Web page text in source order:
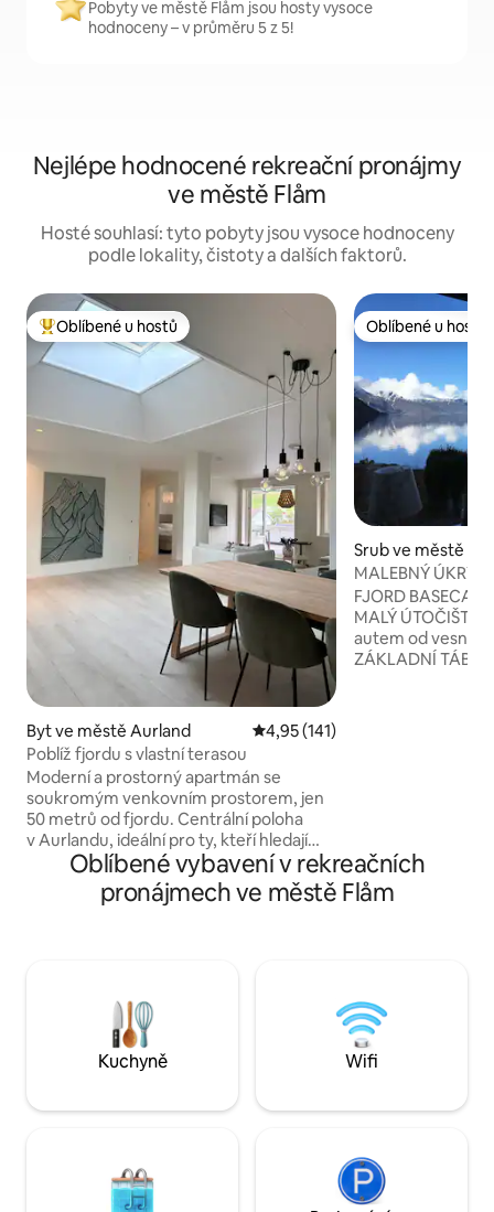
Pobyty ve městě Flåm jsou hosty vysoce
hodnoceny – v průměru 5 z 5!
Nejlépe hodnocené rekreační pronájmy
ve městě Flåm
Hosté souhlasí: tyto pobyty jsou vysoce hodnoceny
podle lokality, čistoty a dalších faktorů.
Nejlepší v kategorii Oblíbené u hostů
Oblíbené u hostů
Byt ve městě Aurland Průměrné hodnocení 4,95 z 5,
4,95 (141)
Poblíž fjordu s vlastní terasou
Moderní a prostorný apartmán se
soukromým venkovním prostorem, jen
50 metrů od fjordu. Centrální poloha
v Aurlandu, ideální pro ty, kteří hledají
pohodlí a snadný přístup ke slavné
krajině fjordů zapsané na seznamu
světového dědictví UNESCO. 3 ložnice
proces ubytování Parkování na ulici Wifi
zdarma Podlahové vytápění v obývacím
pokoji, kuchyni a koupelně Sleduj
@BaseAurland a získej inspiraci z přírody
Oblíbené u hostů
Oblíbené u hostů
Srub ve městě Vik
MALEBNÝ ÚKRYT
ROMANTICKÝ
FJORD
MALÝ ÚTOČIŠTĚ
autem od vesnice
ZÁKLADNÍ
(5 hodin).
h). Ideální pro
Oblíbené vybavení v rekreačních
pronájmech ve městě Flåm
Kuchyně Wifi